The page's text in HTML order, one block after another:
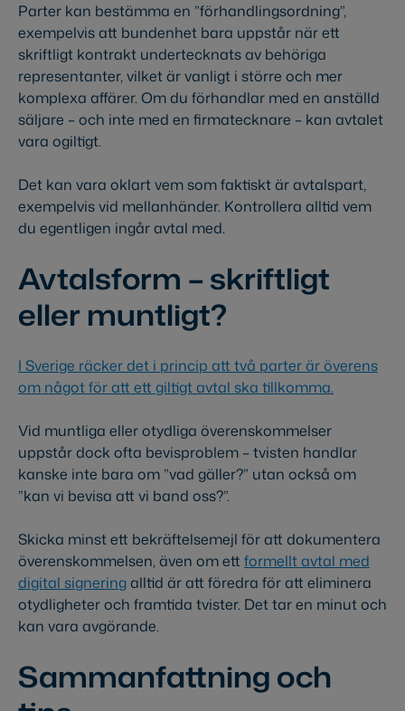
Parter kan bestämma en ”förhandlingsordning”,
exempelvis att bundenhet bara uppstår när ett
skriftligt kontrakt undertecknats av behöriga
representanter, vilket är vanligt i större och mer
komplexa affärer. Om du förhandlar med en anställd
säljare – och inte med en firmatecknare – kan avtalet
vara ogiltigt.
Det kan vara oklart vem som faktiskt är avtalspart,
exempelvis vid mellanhänder. Kontrollera alltid vem
du egentligen ingår avtal med.
Avtalsform – skriftligt
eller muntligt?
I Sverige räcker det i princip att två parter är överens
om något för att ett giltigt avtal ska tillkomma.
Vid muntliga eller otydliga överenskommelser
uppstår dock ofta bevisproblem – tvisten handlar
kanske inte bara om ”vad gäller?” utan också om
”kan vi bevisa att vi band oss?”.
Skicka minst ett bekräftelsemejl för att dokumentera
överenskommelsen, även om ett formellt avtal med
digital signeringalltid är att föredra för att eliminera
otydligheter och framtida tvister. Det tar en minut och
kan vara avgörande.
Sammanfattning och